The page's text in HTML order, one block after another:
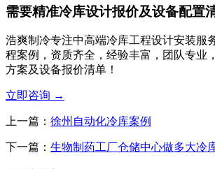
需要精准冷库设计报价及设备配置
浩爽制冷专注中高端冷库工程设计安装服
程案例，资质齐全，经验丰富，团队专业
方案及设备报价清单！
立即咨询 →
上一篇： 徐州自动化冷库案例
下一篇： 生物制药工厂仓储中心做多大冷